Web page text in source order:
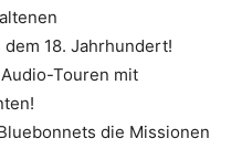
18. Jahrhundert!
Touren mit
die Missionen